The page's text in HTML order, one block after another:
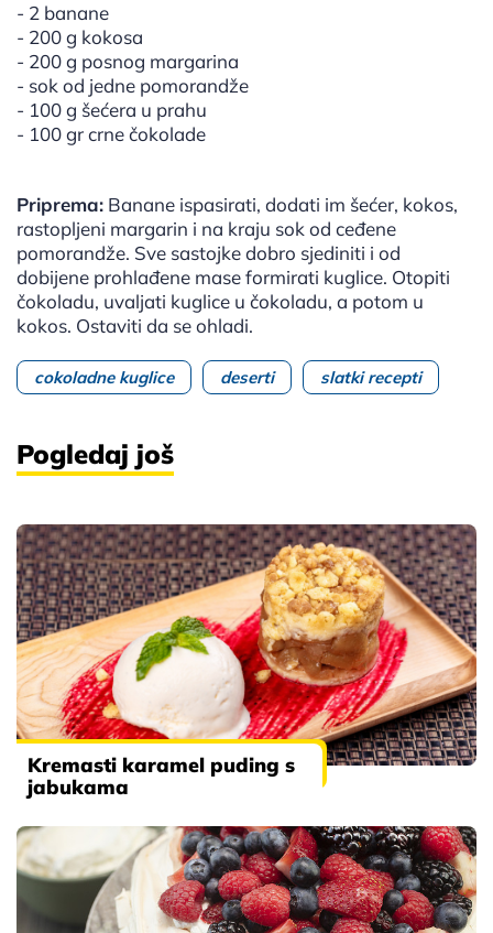
- 2 banane
- 200 g kokosa
- 200 g posnog margarina
- sok od jedne pomorandže
- 100 g šećera u prahu
- 100 gr crne čokolade
Priprema: Banane ispasirati, dodati im šećer, kokos,
rastopljeni margarin i na kraju sok od ceđene
pomorandže. Sve sastojke dobro sjediniti i od
dobijene prohlađene mase formirati kuglice. Otopiti
čokoladu, uvaljati kuglice u čokoladu, a potom u
kokos. Ostaviti da se ohladi.
cokoladne kuglice deserti slatki recepti
Pogledaj još
Kremasti karamel puding s
jabukama